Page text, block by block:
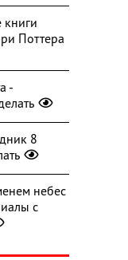
Поттера
-
8
небес
с